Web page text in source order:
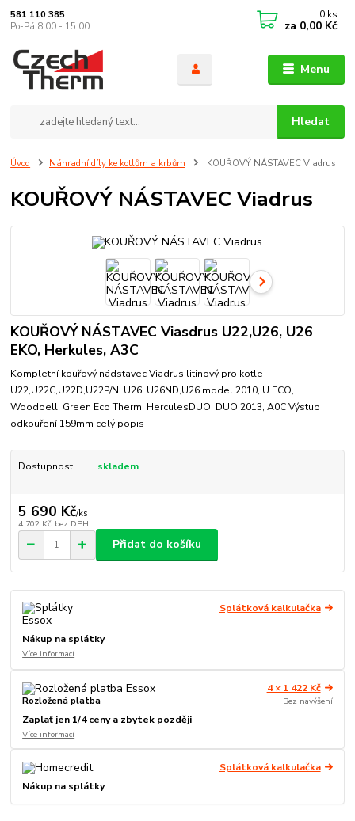
Menu
Hledat
581 110 385
Po-Pá 8:00 - 15:00
0 ks
za 0,00 Kč
Úvod Náhradní díly ke kotlům a krbům KOUŘOVÝ NÁSTAVEC Viadrus
KOUŘOVÝ NÁSTAVEC Viadrus
KOUŘOVÝ NÁSTAVEC Viasdrus U22,U26, U26
EKO, Herkules, A3C
Kompletní kouřový nádstavec Viadrus litinový pro kotle
U22,U22C,U22D,U22P/N, U26, U26ND,U26 model 2010, U ECO,
Woodpell, Green Eco Therm, HerculesDUO, DUO 2013, A0C Výstup
odkouření 159mm celý popis
Dostupnost skladem
5 690 Kč/ks
4 702 Kč bez DPH
Přidat do košíku
Splátková kalkulačka
Nákup na splátky
Více informací
Rozložená platba
4 × 1 422 Kč
Bez navýšení
Zaplať jen 1/4 ceny a zbytek později
Více informací
Splátková kalkulačka
Nákup na splátky